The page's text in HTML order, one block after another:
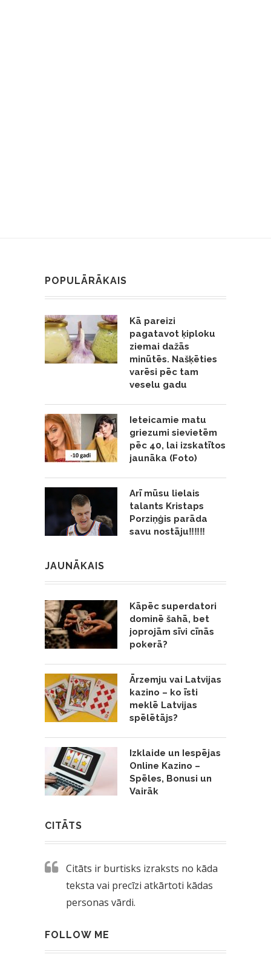
POPULĀRĀKAIS
Kā pareizi
pagatavot ķiploku
ziemai dažās
minūtēs. Našķēties
varēsi pēc tam
veselu gadu
Ieteicamie matu
griezumi sievietēm
pēc 40, lai izskatītos
jaunāka (Foto)
Arī mūsu lielais
talants Kristaps
Porziņģis parāda
savu nostāju‼️‼️‼️
JAUNĀKAIS
Kāpēc superdatori
dominē šahā, bet
joprojām sīvi cīnās
pokerā?
Ārzemju vai Latvijas
kazino – ko īsti
meklē Latvijas
spēlētājs?
Izklaide un Iespējas
Online Kazino –
Spēles, Bonusi un
Vairāk
CITĀTS
Citāts ir burtisks izraksts no kāda
teksta vai precīzi atkārtoti kādas
personas vārdi.
FOLLOW ME